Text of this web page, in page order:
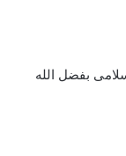
بفضل الله